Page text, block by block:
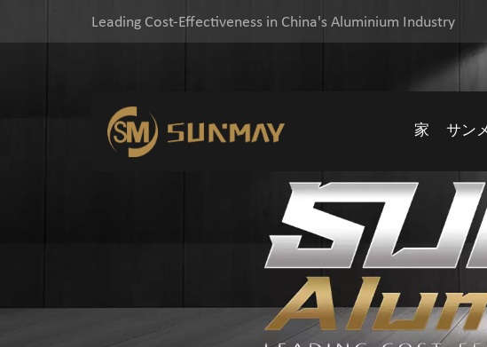
Leading Cost-Effectiveness in China's Aluminium Industry
家 サン